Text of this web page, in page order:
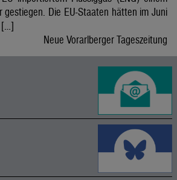
gestiegen. Die EU-Staaten hätten im Juni
[…]
Neue Vorarlberger Tageszeitung